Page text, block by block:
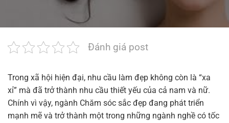
Đánh giá post
Trong xã hội hiện đại, nhu cầu làm đẹp không còn là “xa
xỉ” mà đã trở thành nhu cầu thiết yếu của cả nam và nữ.
Chính vì vậy, ngành Chăm sóc sắc đẹp đang phát triển
mạnh mẽ và trở thành một trong những ngành nghề có tốc